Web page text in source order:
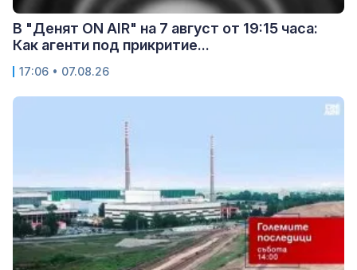
В "Денят ON AIR" на 7 август от 19:15 часа:
Как агенти под прикритие...
17:06 • 07.08.26